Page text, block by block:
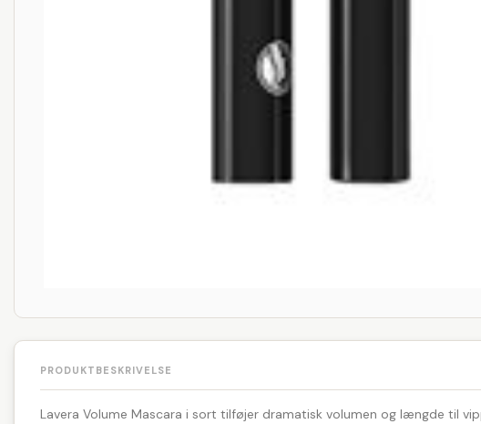
PRODUKTBESKRIVELSE
Lavera Volume Mascara i sort tilføjer dramatisk volumen og længde til